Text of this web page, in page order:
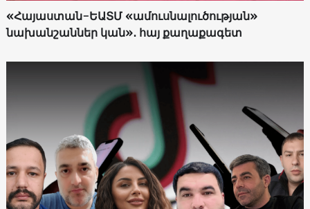
«Հայաստան-ԵԱՏՄ «ամուսնալուծության»
նախանշաններ կան»․ հայ քաղաքագետ